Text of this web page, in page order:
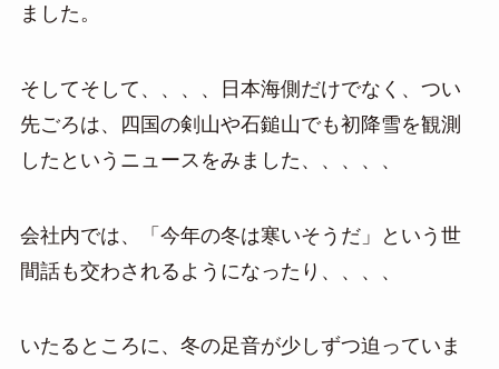
ました。
そしてそして、、、、日本海側だけでなく、つい
先ごろは、四国の剣山や石鎚山でも初降雪を観測
したというニュースをみました、、、、、
会社内では、「今年の冬は寒いそうだ」という世
間話も交わされるようになったり、、、、
いたるところに、冬の足音が少しずつ迫っていま